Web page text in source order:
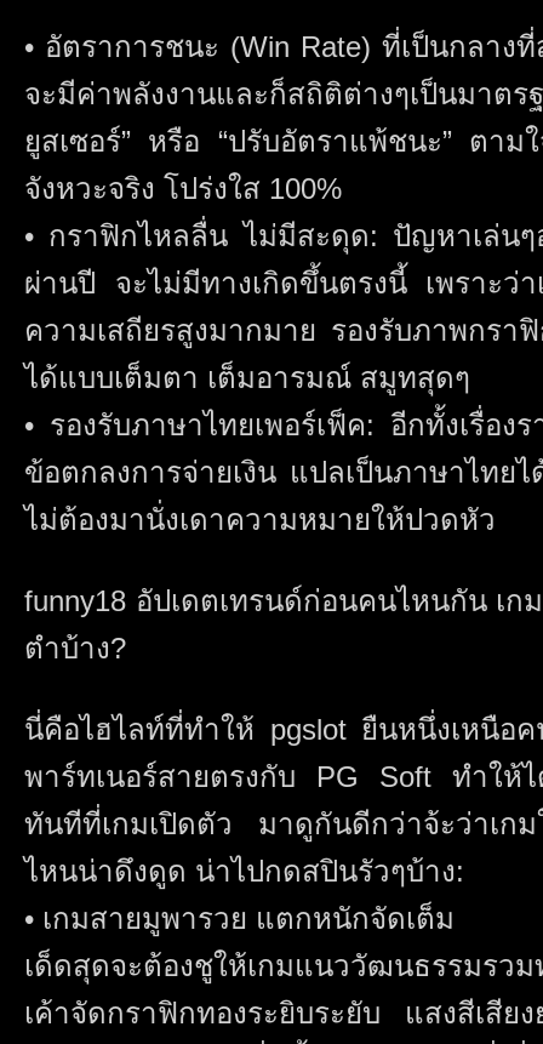
• อัตราการชนะ (Win Rate) ที่เป็นกลาง
จะมีค่าพลังงานและก็สถิติต่างๆเป็นมา
ยูสเซอร์” หรือ “ปรับอัตราแพ้ชนะ” ตาม
จังหวะจริง โปร่งใส 100%
• กราฟิกไหลลื่น ไม่มีสะดุด: ปัญหาเล่น
ผ่านปี จะไม่มีทางเกิดขึ้นตรงนี้ เพราะว่
ความเสถียรสูงมากมาย รองรับภาพกรา
ได้แบบเต็มตา เต็มอารมณ์ สมูทสุดๆ
• รองรับภาษาไทยเพอร์เฟ็ค: อีกทั้งเรื่อง
ข้อตกลงการจ่ายเงิน แปลเป็นภาษาไทย
ไม่ต้องมานั่งเดาความหมายให้ปวดหัว
funny18 อัปเดตเทรนด์ก่อนคนไหนกัน เ
ตำบ้าง?
นี่คือไฮไลท์ที่ทำให้ pgslot ยืนหนึ่งเหนือค
พาร์ทเนอร์สายตรงกับ PG Soft ทำให้
ทันทีที่เกมเปิดตัว มาดูกันดีกว่าจ้ะว่าเก
ไหนน่าดึงดูด น่าไปกดสปินรัวๆบ้าง:
• เกมสายมูพารวย แตกหนักจัดเต็ม
เด็ดสุดจะต้องชูให้เกมแนววัฒนธรรมร
เค้าจัดกราฟิกทองระยิบระยับ แสงสีเสีย